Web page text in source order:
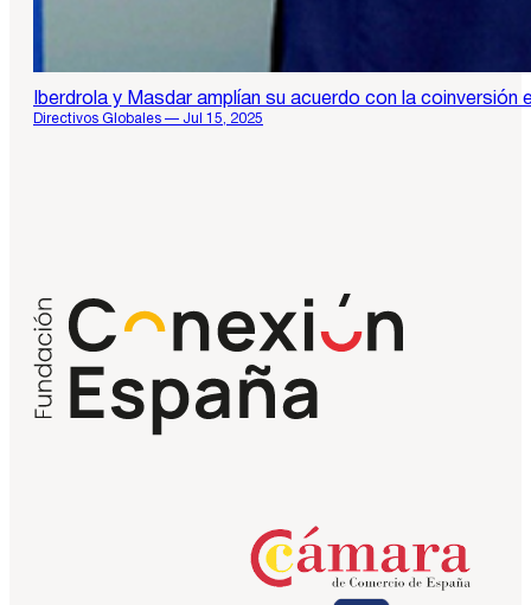
Iberdrola y Masdar amplían su acuerdo con la
Directivos Globales — Jul 15, 2025